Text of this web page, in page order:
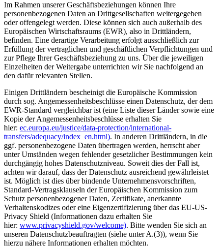
Im Rahmen unserer Geschäftsbeziehungen können Ihre
personenbezogenen Daten an Drittgesellschaften weitergegeben
oder offengelegt werden. Diese können sich auch außerhalb des
Europäischen Wirtschaftsraums (EWR), also in Drittländern,
befinden. Eine derartige Verarbeitung erfolgt ausschließlich zur
Erfüllung der vertraglichen und geschäftlichen Verpflichtungen und
zur Pflege Ihrer Geschäftsbeziehung zu uns. Über die jeweiligen
Einzelheiten der Weitergabe unterrichten wir Sie nachfolgend an
den dafür relevanten Stellen.
Einigen Drittländern bescheinigt die Europäische Kommission
durch sog. Angemessenheitsbeschlüsse einen Datenschutz, der dem
EWR-Standard vergleichbar ist (eine Liste dieser Länder sowie eine
Kopie der Angemessenheitsbeschlüsse erhalten Sie
hier: ec.europa.eu/justice/data-protection/international-
transfers/adequacy/index_en.html). In anderen Drittländern, in die
ggf. personenbezogene Daten übertragen werden, herrscht aber
unter Umständen wegen fehlender gesetzlicher Bestimmungen kein
durchgängig hohes Datenschutzniveau. Soweit dies der Fall ist,
achten wir darauf, dass der Datenschutz ausreichend gewährleistet
ist. Möglich ist dies über bindende Unternehmensvorschriften,
Standard-Vertragsklauseln der Europäischen Kommission zum
Schutz personenbezogener Daten, Zertifikate, anerkannte
Verhaltenskodizes oder eine Eigenzertifizierung über das EU-US-
Privacy Shield (Informationen dazu erhalten Sie
hier: www.privacyshield.gov/welcome). Bitte wenden Sie sich an
unseren Datenschutzbeauftragten (siehe unter A.(3)), wenn Sie
hierzu nähere Informationen erhalten möchten.